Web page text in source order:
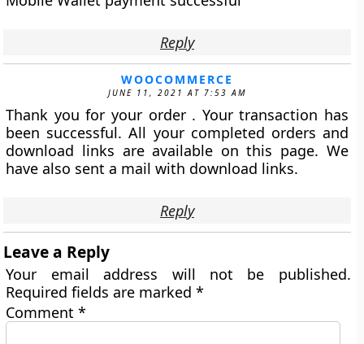
Reply
WOOCOMMERCE
JUNE 11, 2021 AT 7:53 AM
Thank you for your order . Your transaction has
been successful. All your completed orders and
download links are available on this page. We
have also sent a mail with download links.
Reply
Leave a Reply
Your email address will not be published.
Required fields are marked*
Comment*